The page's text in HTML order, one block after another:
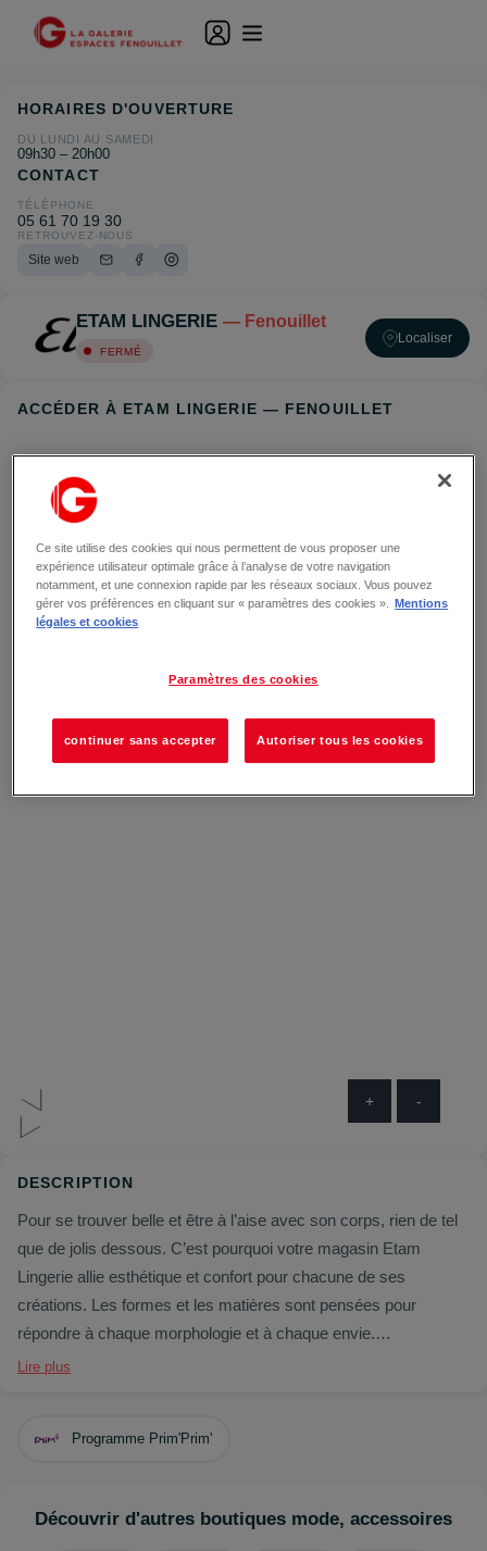
ETAM LINGERIE — Fenouillet
FERMÉ
Localiser
ACCÉDER À ETAM LINGERIE — FENOUILLET
+ -
HORAIRES D'OUVERTURE
DU LUNDI AU SAMEDI
09h30 – 20h00
CONTACT
TÉLÉPHONE
05 61 70 19 30
RETROUVEZ-NOUS
Site web
DESCRIPTION
Pour se trouver belle et être à l’aise avec son corps, rien de tel
que de jolis dessous. C’est pourquoi votre magasin Etam
Lingerie allie esthétique et confort pour chacune de ses
créations. Les formes et les matières sont pensées pour
répondre à chaque morphologie et à chaque envie.
Des ensembles de sous-vêtements, des guêpières, mais aussi
Lire plus
Programme Prim'Prim'
Découvrir d'autres boutiques mode, accessoires
Ce site utilise des cookies qui nous permettent de vous proposer une
expérience utilisateur optimale grâce à l’analyse de votre navigation
notamment, et une connexion rapide par les réseaux sociaux. Vous pouvez
gérer vos préférences en cliquant sur « paramètres des cookies ».
Mentions
légales et cookies
Paramètres des cookies
continuer sans accepter Autoriser tous les cookies